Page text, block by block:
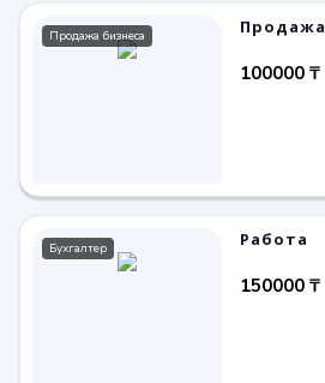
Продажа бизнеса
100000 ₸
Бухгалтер Работа
150000 ₸